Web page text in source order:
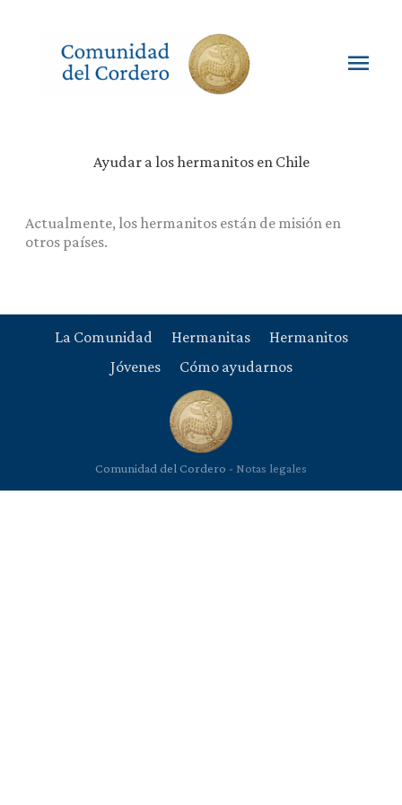
contenido
Ayudar a los hermanitos en Chile
Actualmente, los hermanitos están de misión en
otros países.
La Comunidad Hermanitas
Hermanitos
Jóvenes
Cómo ayudarnos
Comunidad del Cordero - Notas legales